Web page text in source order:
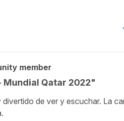
member
Qatar 2022"
de ver y escuchar. La